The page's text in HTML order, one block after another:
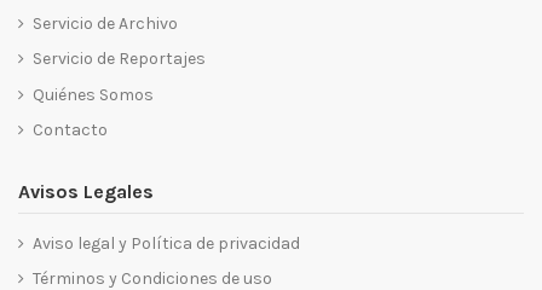
Servicio de Archivo
Servicio de Reportajes
Quiénes Somos
Contacto
Avisos Legales
Aviso legal y Política de privacidad
Términos y Condiciones de uso